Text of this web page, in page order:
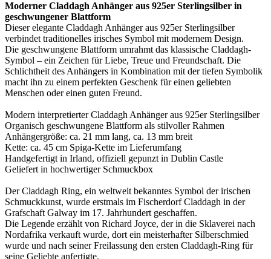
Moderner Claddagh Anhänger aus 925er Sterlingsilber in
geschwungener Blattform
Dieser elegante Claddagh Anhänger aus 925er Sterlingsilber
verbindet traditionelles irisches Symbol mit modernem Design.
Die geschwungene Blattform umrahmt das klassische Claddagh-
Symbol – ein Zeichen für Liebe, Treue und Freundschaft. Die
Schlichtheit des Anhängers in Kombination mit der tiefen Symbolik
macht ihn zu einem perfekten Geschenk für einen geliebten
Menschen oder einen guten Freund.
Modern interpretierter Claddagh Anhänger aus 925er Sterlingsilber
Organisch geschwungene Blattform als stilvoller Rahmen
Anhängergröße: ca. 21 mm lang, ca. 13 mm breit
Kette: ca. 45 cm Spiga-Kette im Lieferumfang
Handgefertigt in Irland, offiziell gepunzt in Dublin Castle
Geliefert in hochwertiger Schmuckbox
Der Claddagh Ring, ein weltweit bekanntes Symbol der irischen
Schmuckkunst, wurde erstmals im Fischerdorf Claddagh in der
Grafschaft Galway im 17. Jahrhundert geschaffen.
Die Legende erzählt von Richard Joyce, der in die Sklaverei nach
Nordafrika verkauft wurde, dort ein meisterhafter Silberschmied
wurde und nach seiner Freilassung den ersten Claddagh-Ring für
seine Geliebte anfertigte.